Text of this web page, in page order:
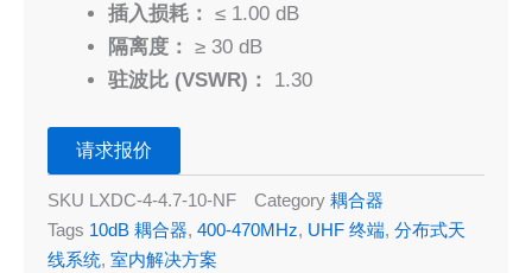
插入损耗：
≤ 1.00 dB
隔离度：
≥ 30 dB
驻波比 (VSWR)：
1.30
请求报价
SKU LXDC-4-4.7-10-NF Category 耦合器
Tags 10dB 耦合器, 400-470MHz, UHF 终端, 分布式天
线系统, 室内解决方案